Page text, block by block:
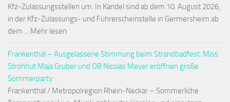
Kfz-Zulassungsstellen um: In Kandel sind ab dem 10. August 2026,
in der Kfz-Zulassungs- und Führerscheinstelle in Germersheim ab
dem ... Mehr lesen
Frankenthal – Ausgelassene Stimmung beim Strandbadfest: Miss
Strohhut Maja Gruber und OB Nicolas Meyer eröffnen große
Sommerparty
Frankenthal / Metropolregion Rhein-Neckar – Sommerliche